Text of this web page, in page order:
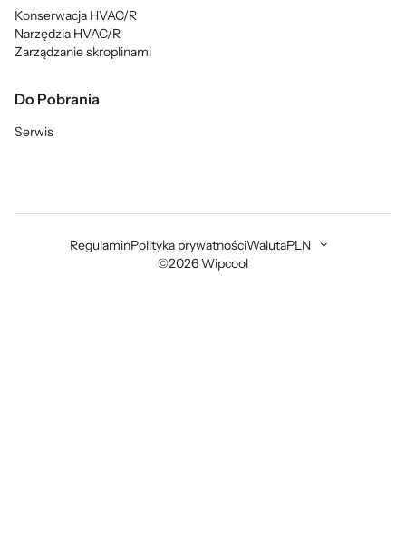
Konserwacja HVAC/R
Narzędzia HVAC/R
Zarządzanie skroplinami
Do Pobrania
Serwis
©2026 Wipcool
RegulaminPolityka prywatnościWalutaPLN